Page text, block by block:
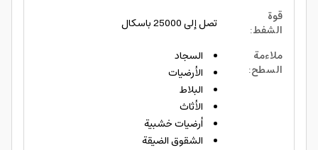
قوة
الشفط:
تصل إلى 25000 باسكال
ملاءمة
السطح:
السجاد
الأرضيات
البلاط
الأثاث
أرضيات خشبية
الشقوق الضيقة